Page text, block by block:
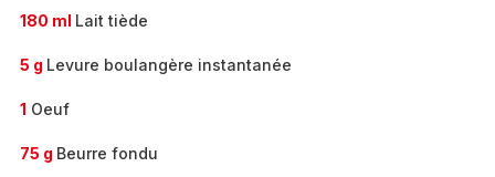
180 ml Lait tiède
5 g Levure boulangère instantanée
1 Oeuf
75 g Beurre fondu